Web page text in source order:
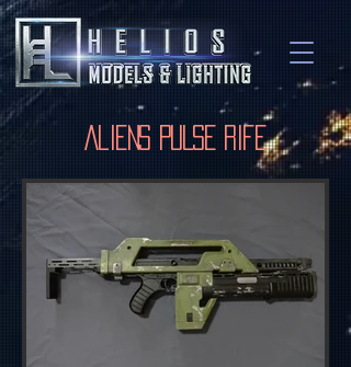
Aliens Pulse Rife